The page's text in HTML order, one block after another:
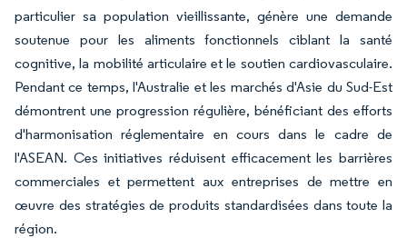
particulier sa population vieillissante, génère une demande
soutenue pour les aliments fonctionnels ciblant la santé
cognitive, la mobilité articulaire et le soutien cardiovasculaire.
Pendant ce temps, l'Australie et les marchés d'Asie du Sud-Est
démontrent une progression régulière, bénéficiant des efforts
d'harmonisation réglementaire en cours dans le cadre de
l'ASEAN. Ces initiatives réduisent efficacement les barrières
commerciales et permettent aux entreprises de mettre en
œuvre des stratégies de produits standardisées dans toute la
région.